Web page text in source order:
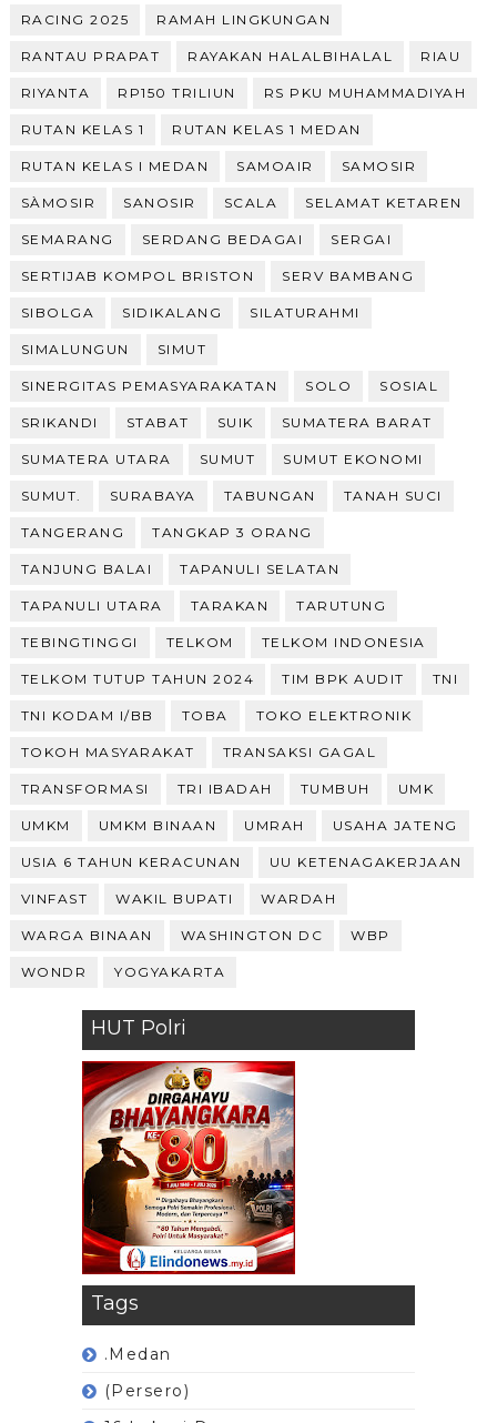
RACING 2025 RAMAH LINGKUNGAN
RANTAU PRAPAT RAYAKAN HALALBIHALAL RIAU
RIYANTA RP150 TRILIUN RS PKU MUHAMMADIYAH
RUTAN KELAS 1 RUTAN KELAS 1 MEDAN
RUTAN KELAS I MEDAN SAMOAIR SAMOSIR
SÀMOSIR SANOSIR SCALA SELAMAT KETAREN
SEMARANG SERDANG BEDAGAI SERGAI
SERTIJAB KOMPOL BRISTON SERV BAMBANG
SIBOLGA SIDIKALANG SILATURAHMI
SIMALUNGUN SIMUT
SINERGITAS PEMASYARAKATAN SOLO SOSIAL
SRIKANDI STABAT SUIK SUMATERA BARAT
SUMATERA UTARA SUMUT SUMUT EKONOMI
SUMUT. SURABAYA TABUNGAN TANAH SUCI
TANGERANG TANGKAP 3 ORANG
TANJUNG BALAI TAPANULI SELATAN
TAPANULI UTARA TARAKAN TARUTUNG
TEBINGTINGGI TELKOM TELKOM INDONESIA
TELKOM TUTUP TAHUN 2024 TIM BPK AUDIT TNI
TNI KODAM I/BB TOBA TOKO ELEKTRONIK
TOKOH MASYARAKAT TRANSAKSI GAGAL
TRANSFORMASI TRI IBADAH TUMBUH UMK
UMKM UMKM BINAAN UMRAH USAHA JATENG
USIA 6 TAHUN KERACUNAN UU KETENAGAKERJAAN
VINFAST WAKIL BUPATI WARDAH
WARGA BINAAN WASHINGTON DC WBP
WONDR YOGYAKARTA
HUT Polri
Tags
.Medan
(Persero)